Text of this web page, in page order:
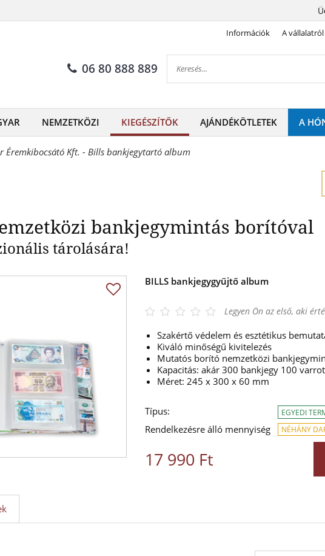
Információk A vállalatról
06 80 888 889
NEMZETKÖZI KIEGÉSZÍTŐK AJÁNDÉKÖTLETEK A
Éremkibocsátó Kft. - Bills bankjegytartó album
bankjegymintás borítóval
tárolására!
BILLS bankjegygyűjtő album
Legyen Ön az első, aki
Szakértő védelem és esztétikus
Kiváló minőségű kivitelezés
Mutatós borító nemzetközi
Kapacitás: akár 300 bankjegy 100
Méret: 245 x 300 x 60 mm
Típus:
Rendelkezésre álló mennyiség
EGYEDI
NÉHÁNY
17 990 Ft
album nemzetközi